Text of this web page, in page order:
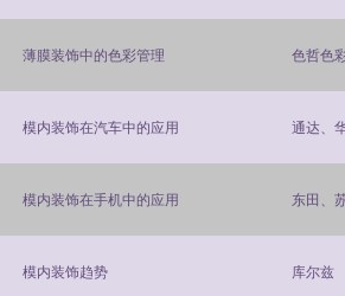
薄膜装饰中的色彩管理 色哲色
模内装饰在汽车中的应用 通达、
模内装饰在手机中的应用 东田、
模内装饰趋势 库尔兹